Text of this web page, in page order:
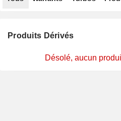
Produits Dérivés
Désolé, aucun